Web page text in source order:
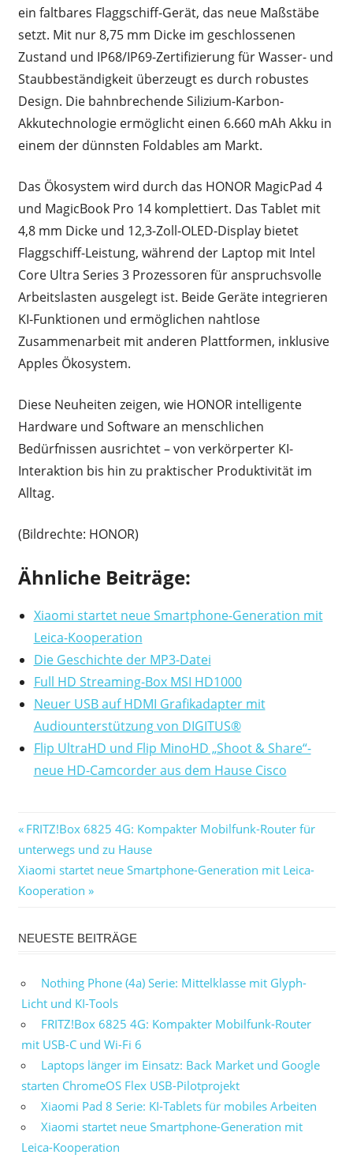
ein faltbares Flaggschiff-Gerät, das neue Maßstäbe
setzt. Mit nur 8,75 mm Dicke im geschlossenen
Zustand und IP68/IP69-Zertifizierung für Wasser- und
Staubbeständigkeit überzeugt es durch robustes
Design. Die bahnbrechende Silizium-Karbon-
Akkutechnologie ermöglicht einen 6.660 mAh Akku in
einem der dünnsten Foldables am Markt.
Das Ökosystem wird durch das HONOR MagicPad 4
und MagicBook Pro 14 komplettiert. Das Tablet mit
4,8 mm Dicke und 12,3-Zoll-OLED-Display bietet
Flaggschiff-Leistung, während der Laptop mit Intel
Core Ultra Series 3 Prozessoren für anspruchsvolle
Arbeitslasten ausgelegt ist. Beide Geräte integrieren
KI-Funktionen und ermöglichen nahtlose
Zusammenarbeit mit anderen Plattformen, inklusive
Apples Ökosystem.
Diese Neuheiten zeigen, wie HONOR intelligente
Hardware und Software an menschlichen
Bedürfnissen ausrichtet – von verkörperter KI-
Interaktion bis hin zu praktischer Produktivität im
Alltag.
(Bildrechte: HONOR)
Ähnliche Beiträge:
Xiaomi startet neue Smartphone-Generation mit
Leica-Kooperation
Die Geschichte der MP3-Datei
Full HD Streaming-Box MSI HD1000
Neuer USB auf HDMI Grafikadapter mit
Audiounterstützung von DIGITUS®
Flip UltraHD und Flip MinoHD „Shoot & Share“-
neue HD-Camcorder aus dem Hause Cisco
Beitragsnavigation
Vorheriger
Beitrag:
FRITZ!Box 6825 4G: Kompakter Mobilfunk-Router für
unterwegs und zu Hause
Nächster
Beitrag:
Xiaomi startet neue Smartphone-Generation mit Leica-
Kooperation
NEUESTE BEITRÄGE
Nothing Phone (4a) Serie: Mittelklasse mit Glyph-
Licht und KI-Tools
FRITZ!Box 6825 4G: Kompakter Mobilfunk-Router
mit USB-C und Wi-Fi 6
Laptops länger im Einsatz: Back Market und Google
starten ChromeOS Flex USB-Pilotprojekt
Xiaomi Pad 8 Serie: KI-Tablets für mobiles Arbeiten
Xiaomi startet neue Smartphone-Generation mit
Leica-Kooperation